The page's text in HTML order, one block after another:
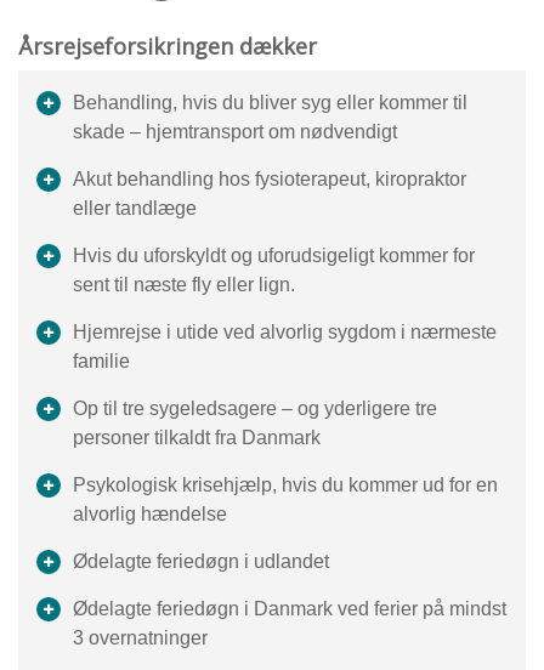
Årsrejseforsikringen dækker
Behandling, hvis du bliver syg eller kommer til
skade – hjemtransport om nødvendigt
Akut behandling hos fysioterapeut, kiropraktor
eller tandlæge
Hvis du uforskyldt og uforudsigeligt kommer for
sent til næste fly eller lign.
Hjemrejse i utide ved alvorlig sygdom i nærmeste
familie
Op til tre sygeledsagere – og yderligere tre
personer tilkaldt fra Danmark
Psykologisk krisehjælp, hvis du kommer ud for en
alvorlig hændelse
Ødelagte feriedøgn i udlandet
Ødelagte feriedøgn i Danmark ved ferier på mindst
3 overnatninger